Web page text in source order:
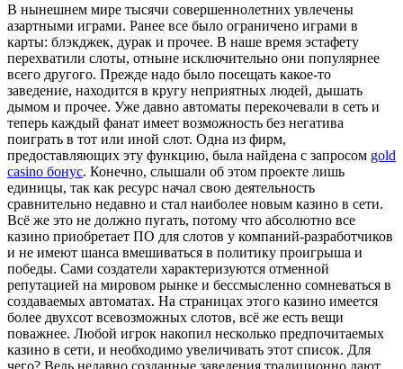
В нынeшнeм мирe тысячи совершеннолетних увлечены
азартными играми. Ранее все было ограничено играми в
карты: блэкджек, дурак и прочее. В наше время эстафету
перехватили слоты, отныне исключительно они популярнее
всего другого. Прежде надо было посещать какое-то
заведение, находится в кругу неприятных людей, дышать
дымом и прочее. Уже давно автоматы перекочевали в сеть и
теперь каждый фанат имеет возможность без негатива
поиграть в тот или иной слот. Одна из фирм,
предоставляющих эту функцию, была найдена с запросом gold
casino бонус. Конечно, слышали об этом проекте лишь
единицы, так как ресурс начал свою деятельность
сравнительно недавно и стал наиболее новым казино в сети.
Всё же это не должно пугать, потому что абсолютно все
казино приобретает ПО для слотов у компаний-разработчиков
и не имеют шанса вмешиваться в политику проигрыша и
победы. Сами создатели характеризуются отменной
репутацией на мировом рынке и бессмысленно сомневаться в
создаваемых автоматах. На страницах этого казино имеется
более двухсот всевозможных слотов, всё же есть вещи
поважнее. Любой игрок накопил несколько предпочитаемых
казино в сети, и необходимо увеличивать этот список. Для
чего? Ведь недавно созданные заведения традиционно дают